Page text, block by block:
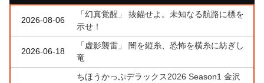
2026-08-06
「幻真覚醒」 抜錨せよ。未知なる航路に標を
示せ！
2026-06-18
「虚影襲雷」 闇を縦糸、恐怖を横糸に紡ぎし
竜
ちほうかっぷデラックス2026 Season1 金沢